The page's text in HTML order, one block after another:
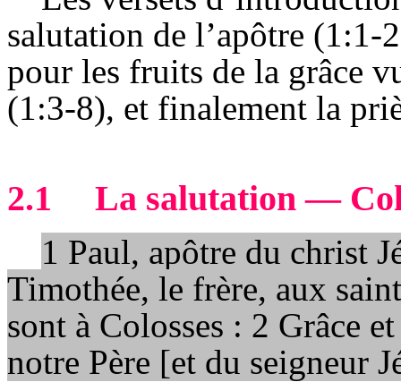
salutation de l’apôtre (1:1-
pour les fruits de la grâce
(1:3-8), et finalement la
2.1 La salutation —
1 Paul, apôtre du christ
Timothée, le frère, aux
sont à Colosses : 2 Grâce
notre Père [et du seigneur